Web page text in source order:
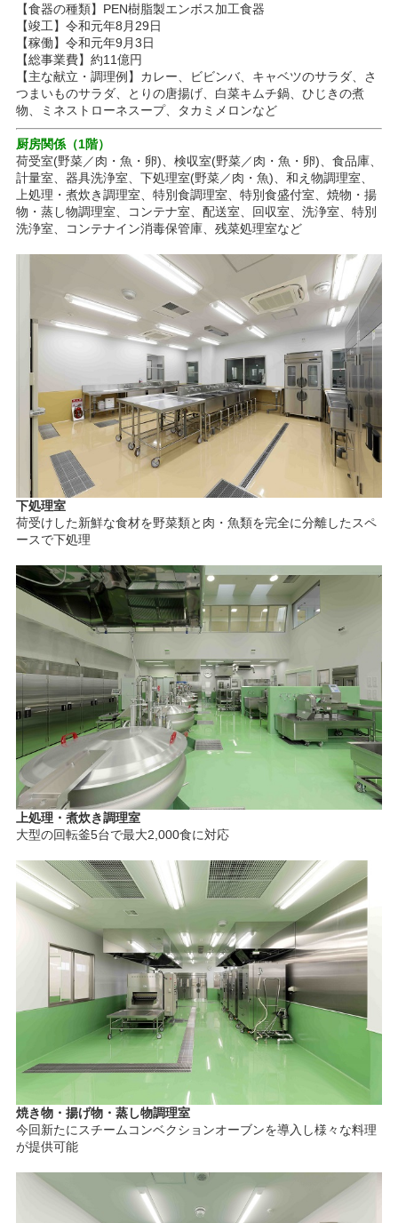
【食器の種類】PEN樹脂製エンボス加工食器
【竣工】令和元年8月29日
【稼働】令和元年9月3日
【総事業費】約11億円
【主な献立・調理例】カレー、ビビンバ、キャベツのサラダ、さ
つまいものサラダ、とりの唐揚げ、白菜キムチ鍋、ひじきの煮
物、ミネストローネスープ、タカミメロンなど
厨房関係（1階）
荷受室(野菜／肉・魚・卵)、検収室(野菜／肉・魚・卵)、食品庫、
計量室、器具洗浄室、下処理室(野菜／肉・魚)、和え物調理室、
上処理・煮炊き調理室、特別食調理室、特別食盛付室、焼物・揚
物・蒸し物調理室、コンテナ室、配送室、回収室、洗浄室、特別
洗浄室、コンテナイン消毒保管庫、残菜処理室など
下処理室
荷受けした新鮮な食材を野菜類と肉・魚類を完全に分離したスペ
ースで下処理
上処理・煮炊き調理室
大型の回転釜5台で最大2,000食に対応
焼き物・揚げ物・蒸し物調理室
今回新たにスチームコンベクションオーブンを導入し様々な料理
が提供可能